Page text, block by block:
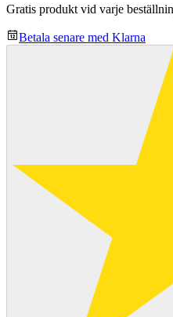
Gratis produkt vid varje
Betala senare med Klarna